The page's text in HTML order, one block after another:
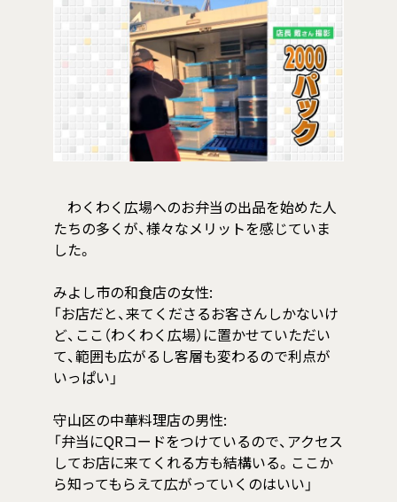
わくわく広場へのお弁当の出品を始めた人
たちの多くが、様々なメリットを感じていま
した。
みよし市の和食店の女性:
「お店だと、来てくださるお客さんしかないけ
ど、ここ（わくわく広場）に置かせていただい
て、範囲も広がるし客層も変わるので利点が
いっぱい」
守山区の中華料理店の男性:
「弁当にQRコードをつけているので、アクセス
してお店に来てくれる方も結構いる。ここか
ら知ってもらえて広がっていくのはいい」